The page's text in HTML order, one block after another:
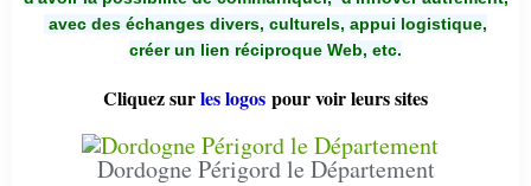
avec des échanges divers, culturels, appui logistique,
créer un lien réciproque Web, etc.
Cliquez surles logos pour voir leurs sites
Dordogne Périgord le Département